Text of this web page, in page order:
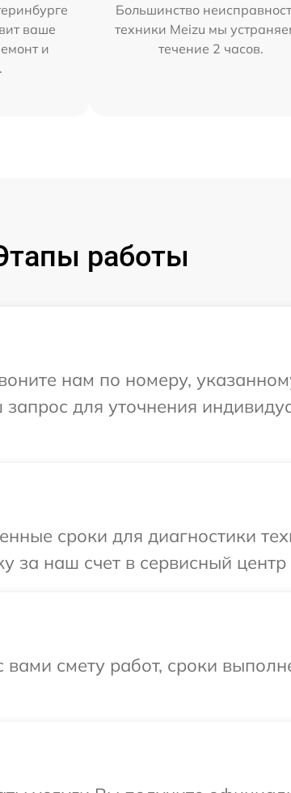
ваше
и
Большинство
техники Meizu мы
течение 2 часов.
работы
нам по номеру,
для уточнения
сроки для диагностики
за наш счет в сервисный центр
смету работ, сроки